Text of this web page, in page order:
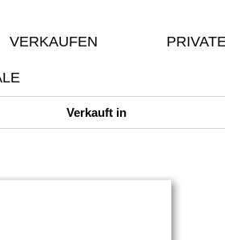
VERKAUFEN
Verkauft in